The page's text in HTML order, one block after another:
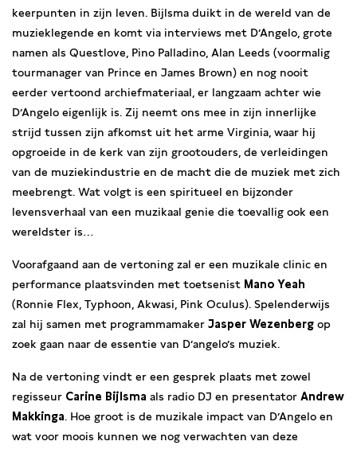
keerpunten in zijn leven. Bijlsma duikt in de wereld van de
muzieklegende en komt via interviews met D’Angelo, grote
namen als Questlove, Pino Palladino, Alan Leeds (voormalig
tourmanager van Prince en James Brown) en nog nooit
eerder vertoond archiefmateriaal, er langzaam achter wie
D’Angelo eigenlijk is. Zij neemt ons mee in zijn innerlijke
strijd tussen zijn afkomst uit het arme Virginia, waar hij
opgroeide in de kerk van zijn grootouders, de verleidingen
van de muziekindustrie en de macht die de muziek met zich
meebrengt. Wat volgt is een spiritueel en bijzonder
levensverhaal van een muzikaal genie die toevallig ook een
wereldster is…
Voorafgaand aan de vertoning zal er een muzikale clinic en
performance plaatsvinden met toetsenist Mano Yeah
(Ronnie Flex, Typhoon, Akwasi, Pink Oculus). Spelenderwijs
zal hij samen met programmamaker Jasper Wezenberg op
zoek gaan naar de essentie van D’angelo’s muziek.
Na de vertoning vindt er een gesprek plaats met zowel
regisseur Carine Bijlsma als radio DJ en presentator Andrew
Makkinga. Hoe groot is de muzikale impact van D’Angelo en
wat voor moois kunnen we nog verwachten van deze